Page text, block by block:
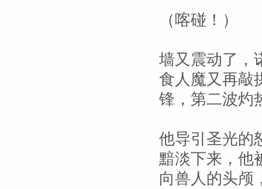
（喀碰！）
墙又震动了，
食人魔又再敲
锋，第二波灼
他导引圣光的
黯淡下来，他
向兽人的头颅